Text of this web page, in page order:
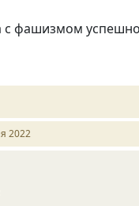
фашизмом
2022